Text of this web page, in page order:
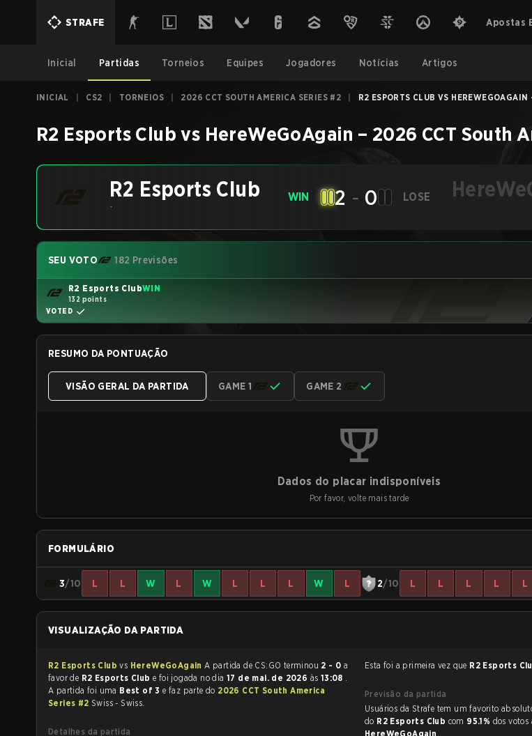
STRAFE Apostas
Inicial Partidas Torneios Equipes Jogadores Notícias Artigos
INICIAL CS2 TORNEIOS 2026 CCT SOUTH AMERICA SERIES #2 R2 ESPORTS CLUB VS
R2 Esports Club vs HereWeGoAgain – 2026 CCT South
R2 Esports Club
-
WIN 2 - 0 LOSE
SEU VOTO 182 Previsões
R2 Esports ClubWIN
132 points
VOTED
RESUMO DA PONTUAÇÃO
VISÃO GERAL DA PARTIDA GAME 1 GAME 2
Dados do placar indisponíveis
Por favor, volte mais tarde
FORMULÁRIO
3/10 L L W L W L L L W L 2/10 L L L L L
VISUALIZAÇÃO DA PARTIDA
R2 Esports Clubvs HereWeGoAgain A partida de CS:GO terminou 2 - 0
favor de R2 Esports Club e foi jogada no dia 17 de mai. de 2026 às 13:08 .
A partida foi uma Best of 3e faz parte do 2026 CCT South America
Series #2 Swiss - Swiss.
Detalhes da partida
Esta foi a primeira vez que R2 Esports
Previsão da partida
Usuários da Strafe tem um favorito absoluto para a partida, e preveem a vitória
do R2 Esports Club com 95.1% dos votos
HereWeGoAgain .